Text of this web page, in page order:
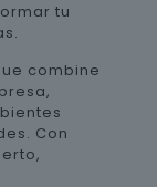
tu
combine
Con